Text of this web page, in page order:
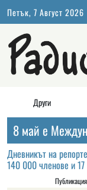
Петък, 7 Август 2026
Други
8 май е
Дневникът на
140 000 членове и
Публикация